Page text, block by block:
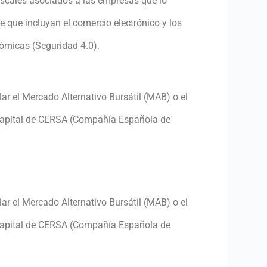
que incluyan el comercio electrónico y los
(Seguridad 4.0).
el Mercado Alternativo Bursátil (MAB) o el
de CERSA (Compañía Española de
el Mercado Alternativo Bursátil (MAB) o el
de CERSA (Compañía Española de